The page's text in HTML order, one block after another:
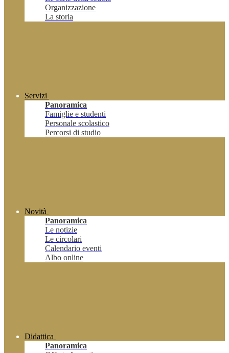
Organizzazione
La storia
Servizi
Panoramica
Famiglie e studenti
Personale scolastico
Percorsi di studio
Novità
Panoramica
Le notizie
Le circolari
Calendario eventi
Albo online
Didattica
Panoramica